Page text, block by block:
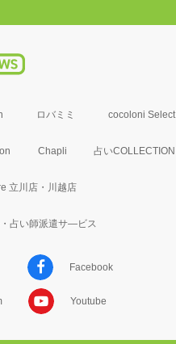
ロバミミ cocoloni Select
Chapli 占いCOLLECTION
立川店・川越店
占い師派遣サ―ビス